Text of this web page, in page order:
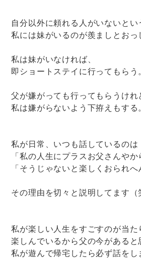
自分以外に頼れる人がいないとい
私には妹がいるのが羨ましとおっ
私は妹がいなければ、
即ショートステイに行ってもらう。
父が嫌がっても行ってもらうけれ
私は嫌がらないよう下拵えもする。
私が日常、いつも話しているのは
「私の人生にプラスお父さんやか
「そうじゃないと楽しくおられへ
その理由を切々と説明してます（
私が楽しい人生をすごすのが当た
楽しんでいるから父の今があると
私が遊んで帰宅したら必ず話をし